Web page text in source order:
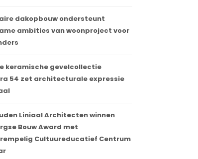
dakopbouw ondersteunt
ambities van woonproject voor
keramische gevelcollectie
54 zet architecturale expressie
Liniaal Architecten winnen
Bouw Award met
Cultuureducatief Centrum